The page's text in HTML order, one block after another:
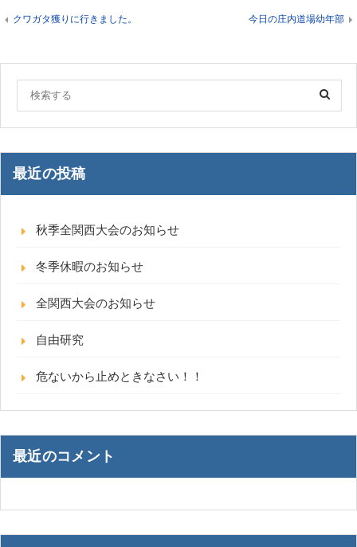
クワガタ獲りに行きました。 今日の庄内道場幼年部
最近の投稿
秋季全関西大会のお知らせ
冬季休暇のお知らせ
全関西大会のお知らせ
自由研究
危ないから止めときなさい！！
最近のコメント